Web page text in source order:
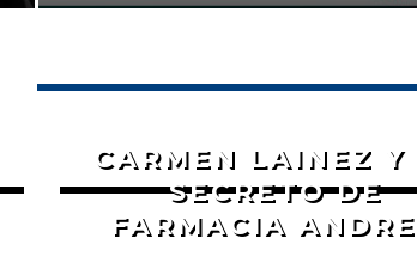
CARMEN LAINEZ Y
SECRETO DE
FARMACIA